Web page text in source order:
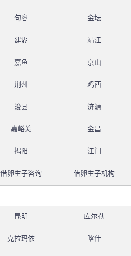
句容 金坛
建湖 靖江
嘉鱼 京山
荆州 鸡西
浚县 济源
嘉峪关 金昌
揭阳 江门
借卵生子咨询 借卵生子机构
昆明 库尔勒
克拉玛依 喀什